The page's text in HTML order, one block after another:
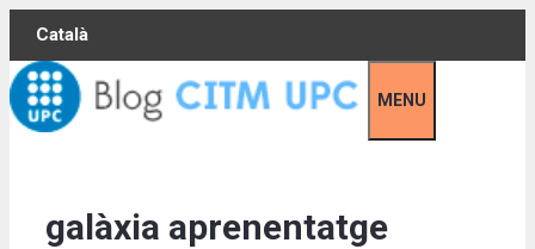
Skip
content
Català
MENU
galàxia aprenentatge